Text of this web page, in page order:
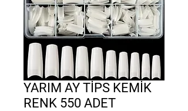
YARIM AY TİPS KEMİK
RENK 550 ADET